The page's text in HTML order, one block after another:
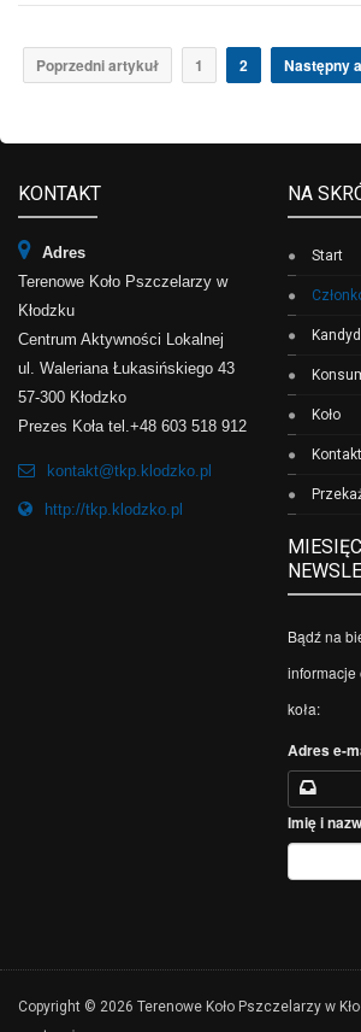
Poprzedni artykuł 1 2 Następny
KONTAKT
Adres
Terenowe Koło Pszczelarzy w
Kłodzku
Centrum Aktywności Lokalnej
ul. Waleriana Łukasińskiego 43
57-300 Kłodzko
Prezes Koła tel.+48 603 518 912
kontakt@tkp.klodzko.pl
http://tkp.klodzko.pl
NA
Start
Koło
Kontakt
Bądź na
informacje
koła:
Adres e-
Imię i
Copyright © 2026 Terenowe Koło Pszczelarzy w